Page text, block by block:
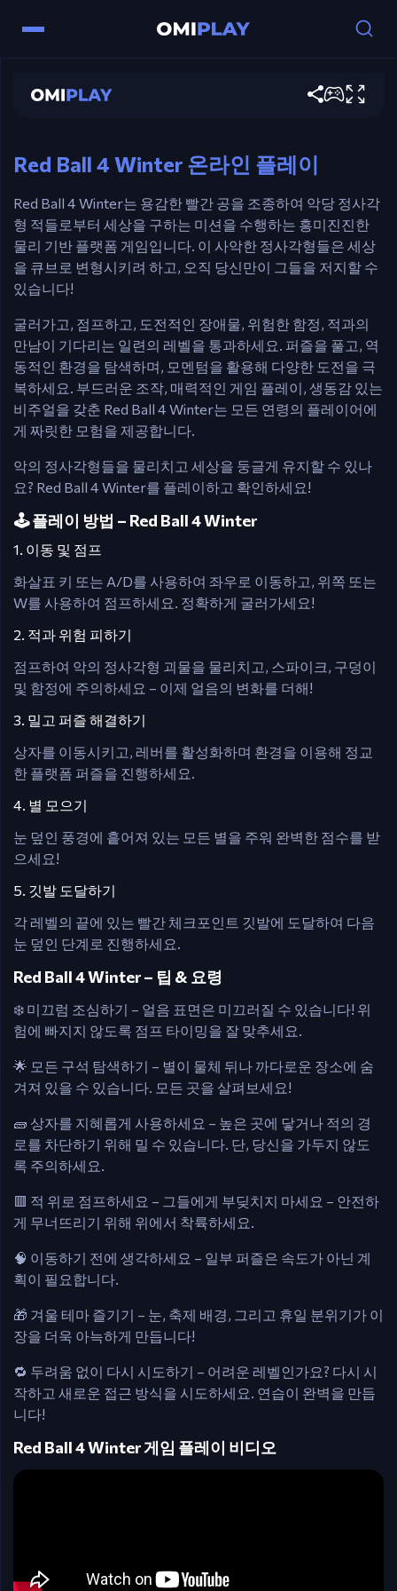
Red Ball 4 Winter
화살표 키 / WASD – 굴리고 & 점프.
Red Ball 4 Winter 온라인 플레이
Red Ball 4 Winter는 용감한 빨간 공을 조종하여 악당 정사각
형 적들로부터 세상을 구하는 미션을 수행하는 흥미진진한
물리 기반 플랫폼 게임입니다. 이 사악한 정사각형들은 세상
을 큐브로 변형시키려 하고, 오직 당신만이 그들을 저지할 수
있습니다!
굴러가고, 점프하고, 도전적인 장애물, 위험한 함정, 적과의
만남이 기다리는 일련의 레벨을 통과하세요. 퍼즐을 풀고, 역
동적인 환경을 탐색하며, 모멘텀을 활용해 다양한 도전을 극
복하세요. 부드러운 조작, 매력적인 게임 플레이, 생동감 있는
비주얼을 갖춘 Red Ball 4 Winter는 모든 연령의 플레이어에
게 짜릿한 모험을 제공합니다.
악의 정사각형들을 물리치고 세상을 둥글게 유지할 수 있나
요? Red Ball 4 Winter를 플레이하고 확인하세요!
🕹️ 플레이 방법 – Red Ball 4 Winter
1. 이동 및 점프
화살표 키 또는 A/D를 사용하여 좌우로 이동하고, 위쪽 또는
W를 사용하여 점프하세요. 정확하게 굴러가세요!
2. 적과 위험 피하기
점프하여 악의 정사각형 괴물을 물리치고, 스파이크, 구덩이
및 함정에 주의하세요 – 이제 얼음의 변화를 더해!
3. 밀고 퍼즐 해결하기
상자를 이동시키고, 레버를 활성화하며 환경을 이용해 정교
한 플랫폼 퍼즐을 진행하세요.
4. 별 모으기
눈 덮인 풍경에 흩어져 있는 모든 별을 주워 완벽한 점수를 받
으세요!
5. 깃발 도달하기
각 레벨의 끝에 있는 빨간 체크포인트 깃발에 도달하여 다음
눈 덮인 단계로 진행하세요.
Red Ball 4 Winter – 팁 & 요령
❄️ 미끄럼 조심하기 – 얼음 표면은 미끄러질 수 있습니다! 위
험에 빠지지 않도록 점프 타이밍을 잘 맞추세요.
🌟 모든 구석 탐색하기 – 별이 물체 뒤나 까다로운 장소에 숨
겨져 있을 수 있습니다. 모든 곳을 살펴보세요!
🧱 상자를 지혜롭게 사용하세요 – 높은 곳에 닿거나 적의 경
로를 차단하기 위해 밀 수 있습니다. 단, 당신을 가두지 않도
록 주의하세요.
🟥 적 위로 점프하세요 – 그들에게 부딪치지 마세요 – 안전하
게 무너뜨리기 위해 위에서 착륙하세요.
🧠 이동하기 전에 생각하세요 – 일부 퍼즐은 속도가 아닌 계
획이 필요합니다.
🎁 겨울 테마 즐기기 – 눈, 축제 배경, 그리고 휴일 분위기가 이
장을 더욱 아늑하게 만듭니다!
🔁 두려움 없이 다시 시도하기 – 어려운 레벨인가요? 다시 시
작하고 새로운 접근 방식을 시도하세요. 연습이 완벽을 만듭
니다!
Red Ball 4 Winter 게임 플레이 비디오